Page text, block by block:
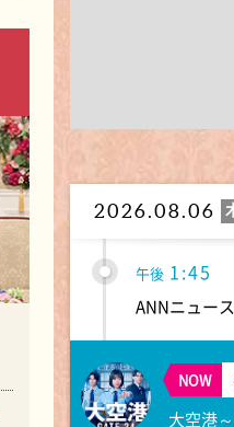
2026.08.06
午後 1:30
立 何にす
の日!ごちそ
午後 1:45
ANNニュース
NOW
大空港